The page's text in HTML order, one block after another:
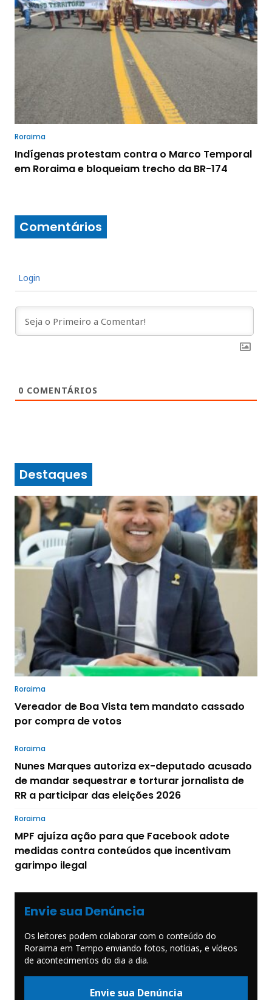
Roraima
Indígenas protestam contra o Marco Temporal
em Roraima e bloqueiam trecho da BR-174
Comentários
Login
0 COMENTÁRIOS
Destaques
Roraima
Vereador de Boa Vista tem mandato cassado
por compra de votos
Roraima
Nunes Marques autoriza ex-deputado acusado
de mandar sequestrar e torturar jornalista de
RR a participar das eleições 2026
Roraima
MPF ajuíza ação para que Facebook adote
medidas contra conteúdos que incentivam
garimpo ilegal
Envie sua Denúncia
Os leitores podem colaborar com o conteúdo do
Roraima em Tempo enviando fotos, notícias, e vídeos
de acontecimentos do dia a dia.
Envie sua Denúncia